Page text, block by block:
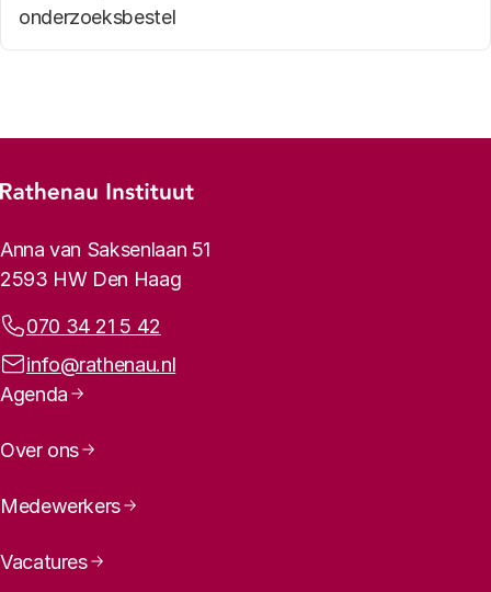
onderzoeksbestel
Footer-menu
Rathenau logo, naar de homepage
Contactinformatie
Anna van Saksenlaan 51
2593 HW Den Haag
Telefoonnummer:
070 34 21 5 42
E-mailadres:
info@rathenau.nl
Paginanavigatie
Agenda
Over ons
Medewerkers
Vacatures